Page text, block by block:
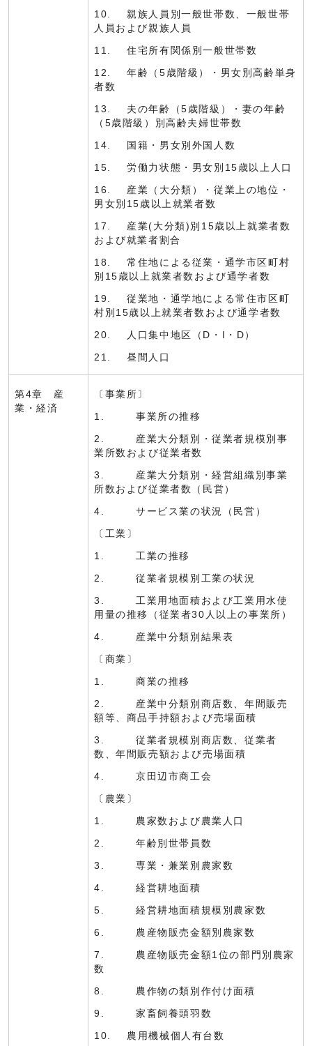
10. 親族人員別一般世帯数、一般世帯
人員および親族人員
11. 住宅所有関係別一般世帯数
12. 年齢（5歳階級）・男女別高齢単身
者数
13. 夫の年齢（5歳階級）・妻の年齢
（5歳階級）別高齢夫婦世帯数
14. 国籍・男女別外国人数
15. 労働力状態・男女別15歳以上人口
16. 産業（大分類）・従業上の地位・
男女別15歳以上就業者数
17. 産業(大分類)別15歳以上就業者数
および就業者割合
18. 常住地による従業・通学市区町村
別15歳以上就業者数および通学者数
19. 従業地・通学地による常住市区町
村別15歳以上就業者数および通学者数
20. 人口集中地区（D・I・D）
21. 昼間人口
第4章 産
業・経済
〔事業所〕
1. 事業所の推移
2. 産業大分類別・従業者規模別事
業所数および従業者数
3. 産業大分類別・経営組織別事業
所数および従業者数（民営）
4. サービス業の状況（民営）
〔工業〕
1. 工業の推移
2. 従業者規模別工業の状況
3. 工業用地面積および工業用水使
用量の推移（従業者30人以上の事業所）
4. 産業中分類別結果表
〔商業〕
1. 商業の推移
2. 産業中分類別商店数、年間販売
額等、商品手持額および売場面積
3. 従業者規模別商店数、従業者
数、年間販売額および売場面積
4. 京田辺市商工会
〔農業〕
1. 農家数および農業人口
2. 年齢別世帯員数
3. 専業・兼業別農家数
4. 経営耕地面積
5. 経営耕地面積規模別農家数
6. 農産物販売金額別農家数
7. 農産物販売金額1位の部門別農家
数
8. 農作物の類別作付け面積
9. 家畜飼養頭羽数
10. 農用機械個人有台数